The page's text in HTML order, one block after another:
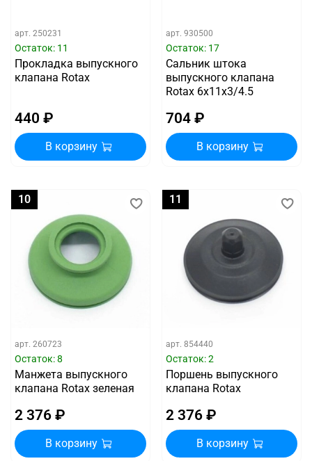
арт. 250231
Остаток: 11
Прокладка выпускного
клапана Rotax
440 ₽
В корзину
арт. 930500
Остаток: 17
Сальник штока
выпускного клапана
Rotax 6х11х3/4.5
704 ₽
В корзину
10
арт. 260723
Остаток: 8
Манжета выпускного
клапана Rotax зеленая
2 376 ₽
В корзину
11
арт. 854440
Остаток: 2
Поршень выпускного
клапана Rotax
2 376 ₽
В корзину